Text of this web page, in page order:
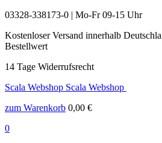
03328-338173-0 | Mo-Fr 09-15 Uhr
Kostenloser Versand innerhalb
Bestellwert
14 Tage Widerrufsrecht
Scala Webshop Scala Webshop
zum Warenkorb 0,00 €
0